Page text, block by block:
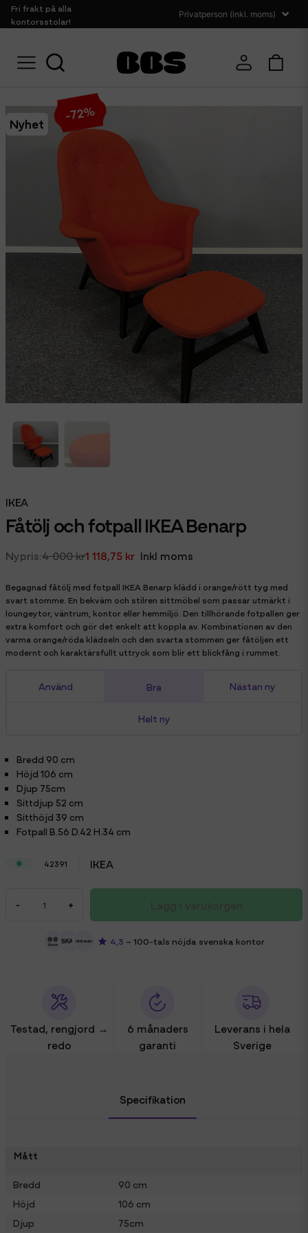
Fri frakt på alla
kontorsstolar!
Hem Sittmöbler Fåtöljer Fåtölj och fotpall IKEA Benarp
Nyhet -72%
IKEA
Fåtölj och fotpall IKEA Benarp
4 000 kr1 118,75 kr Inkl moms
Begagnad fåtölj med fotpall IKEA Benarp klädd i orange/rött tyg med
svart stomme. En bekväm och stilren sittmöbel som passar utmärkt i
loungeytor, väntrum, kontor eller hemmiljö. Den tillhörande fotpallen ger
extra komfort och gör det enkelt att koppla av. Kombinationen av den
varma orange/röda klädseln och den svarta stommen ger fåtöljen ett
modernt och karaktärsfullt uttryck som blir ett blickfång i rummet.
Använd Bra Nästan ny
Helt ny
Bredd 90 cm
Höjd 106 cm
Djup 75cm
Sittdjup 52 cm
Sitthöjd 39 cm
Fotpall B.56 D.42 H.34 cm
42391 IKEA
- +
4,3 – 100-tals nöjda svenska kontor
Testad, rengjord →
redo
6 månaders
garanti
Leverans i hela
Sverige
Specifikation
Mått
Bredd
90 cm
Höjd
106 cm
Djup
75cm